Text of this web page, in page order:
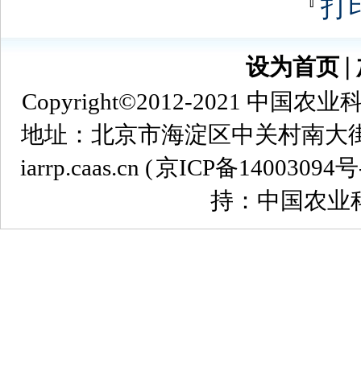
『打
设为首页
Copyright©2012-2021 中国农业
地址：北京市海淀区中关村南大
iarrp.caas.cn (京ICP备14003094
持：中国农